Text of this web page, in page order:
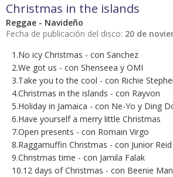
Christmas in the islands
Reggae - Navideño
Fecha de publicación del disco: 20 de
1.No icy Christmas - con Sanchez
2.We got us - con Shenseea y OMI
3.Take you to the cool - con Richie
4.Christmas in the islands - con Rayvon
5.Holiday in Jamaica - con Ne-Yo y Ding
6.Have yourself a merry little Christmas
7.Open presents - con Romain Virgo
8.Raggamuffin Christmas - con Junior
9.Christmas time - con Jamila Falak
10.12 days of Christmas - con Beenie